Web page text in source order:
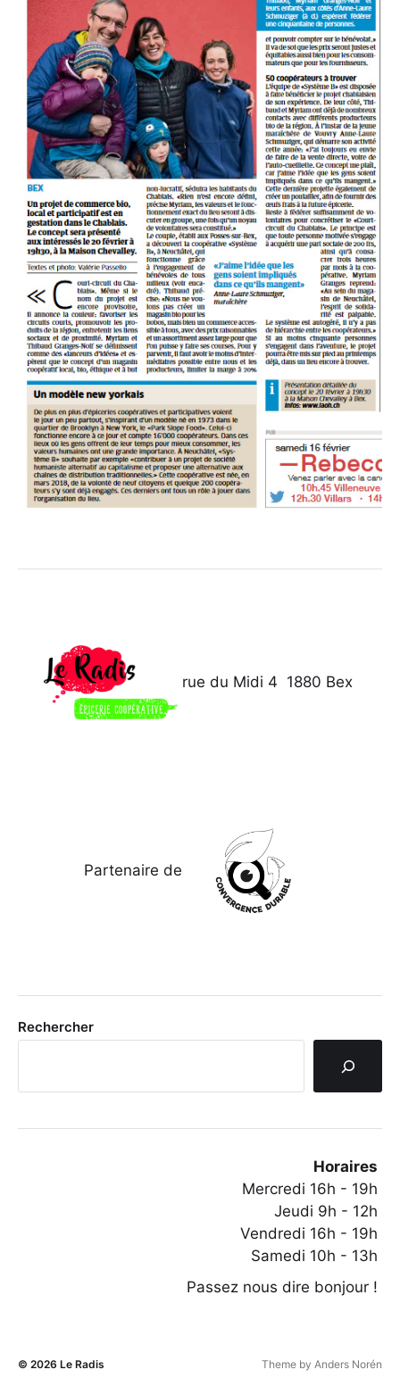
rue du Midi 4 1880 Bex
Partenaire de
Rechercher
Horaires
Mercredi 16h - 19h
Jeudi 9h - 12h
Vendredi 16h - 19h
Samedi 10h - 13h
Passez nous dire bonjour !
© 2026 Le Radis Theme by Anders Norén